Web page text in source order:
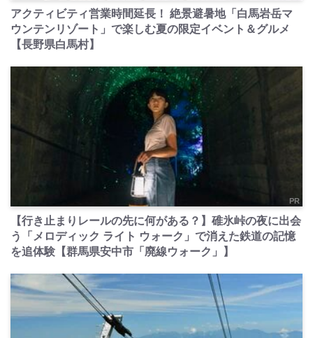
アクティビティ営業時間延長！ 絶景避暑地「白馬岩岳マ
ウンテンリゾート」で楽しむ夏の限定イベント＆グルメ
【長野県白馬村】
PR
【行き止まりレールの先に何がある？】碓氷峠の夜に出会
う「メロディック ライト ウォーク」で消えた鉄道の記憶
を追体験【群馬県安中市「廃線ウォーク」】